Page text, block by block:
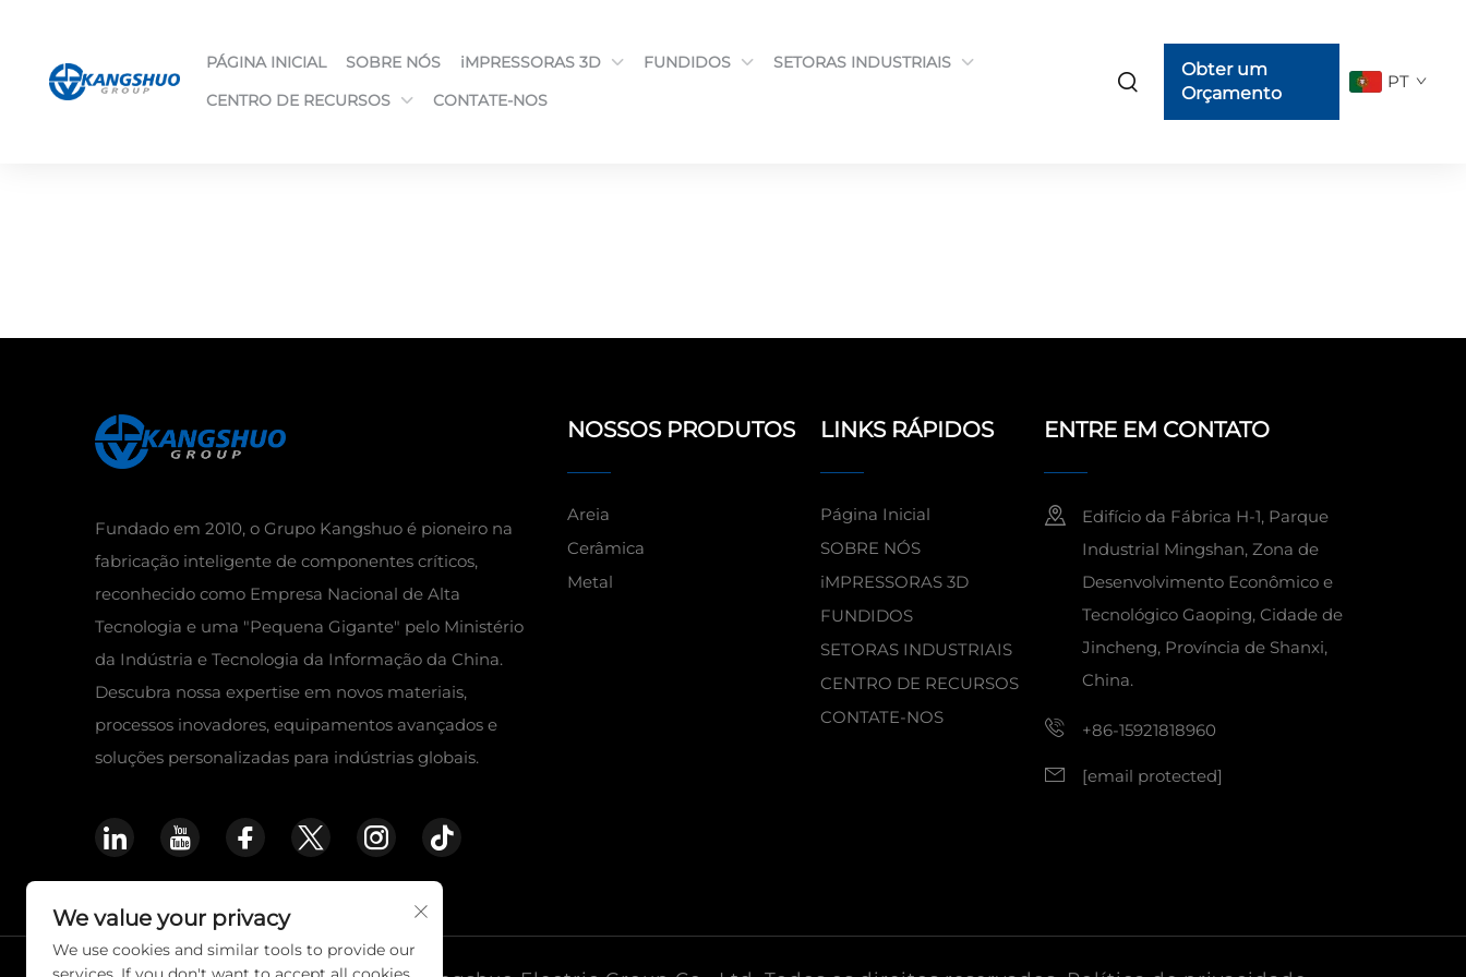
PÁGINA INICIAL SOBRE NÓS iMPRESSORAS 3D FUNDIDOS
SETORAS INDUSTRIAIS
CENTRO DE RECURSOS
CONTATE-NOS
Obter um
Orçamento
PT
Fundado em 2010, o Grupo Kangshuo é pioneiro na
fabricação inteligente de componentes críticos,
reconhecido como Empresa Nacional de Alta
Tecnologia e uma "Pequena Gigante" pelo Ministério
da Indústria e Tecnologia da Informação da China.
Descubra nossa expertise em novos materiais,
processos inovadores, equipamentos avançados e
soluções personalizadas para indústrias globais.
NOSSOS PRODUTOS
Areia
Cerâmica
Metal
LINKS RÁPIDOS
Página Inicial
SOBRE NÓS
iMPRESSORAS 3D
FUNDIDOS
SETORAS INDUSTRIAIS
CENTRO DE RECURSOS
CONTATE-NOS
ENTRE EM CONTATO
Edifício da Fábrica H-1, Parque
Industrial Mingshan, Zona de
Desenvolvimento Econômico e
Tecnológico Gaoping, Cidade de
Jincheng, Província de Shanxi,
China.
+86-15921818960
[email protected]
We value your privacy
We use cookies and similar tools to provide our